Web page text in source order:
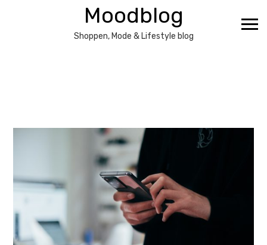
Moodblog
Shoppen, Mode & Lifestyle blog